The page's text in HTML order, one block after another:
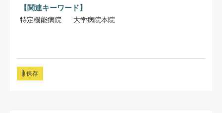
【関連キーワード】
特定機能病院 大学病院本院
保存